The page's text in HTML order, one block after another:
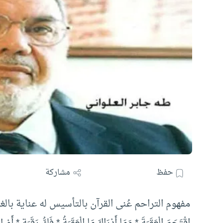
حفظ مشاركة
مفهوم التراحم عُنى القرآن بالتأسيس له